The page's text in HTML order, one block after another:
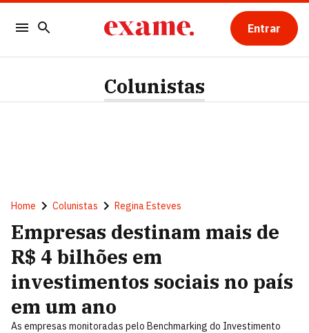
Entrar
Colunistas
Home Colunistas Regina Esteves
Empresas destinam mais de
R$ 4 bilhões em
investimentos sociais no país
em um ano
As empresas monitoradas pelo Benchmarking do Investimento